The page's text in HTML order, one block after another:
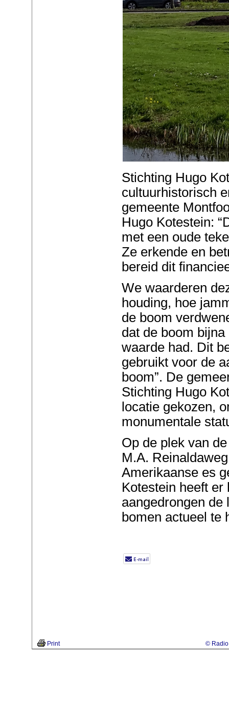
Stichting Hugo
cultuurhistorisch
gemeente
Hugo Kotestein:
met een oude
Ze erkende en
bereid dit
We waarderen
houding, hoe
de boom
dat de boom
waarde had. Dit
gebruikt voor de
boom”. De
Stichting Hugo
locatie gekozen,
monumentale
Op de plek van
M.A.
Amerikaanse es
Kotestein heeft er
aangedrongen
bomen actueel te
Print © Radio